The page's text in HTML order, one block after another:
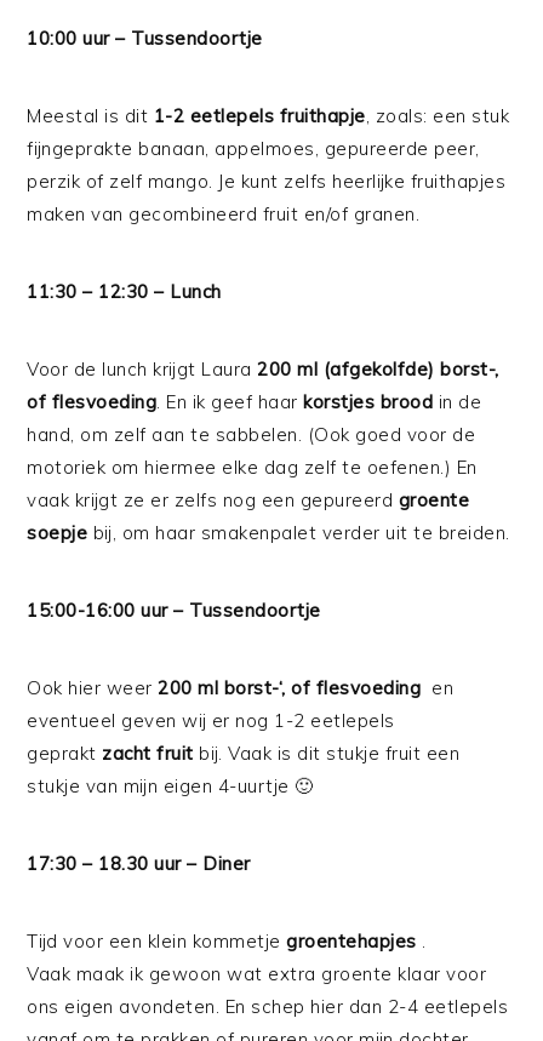
10:00 uur – Tussendoortje
Meestal is dit 1-2 eetlepels fruithapje , zoals: een stuk
fijngeprakte banaan, appelmoes, gepureerde peer,
perzik of zelf mango. Je kunt zelfs heerlijke fruithapjes
maken van gecombineerd fruit en/of granen.
11:30 – 12:30 – Lunch
Voor de lunch krijgt Laura200 ml (afgekolfde) borst-,
of flesvoeding . En ik geef haarkorstjes brood in de
hand, om zelf aan te sabbelen. (Ook goed voor de
motoriek om hiermee elke dag zelf te oefenen.) En
vaak krijgt ze er zelfs nog een gepureerd groente
soepje bij, om haar smakenpalet verder uit te breiden.
15:00-16:00 uur – Tussendoortje
Ook hier weer200 ml borst-‘, of flesvoeding en
eventueel geven wij er nog 1-2 eetlepels
geprakt zacht fruit bij. Vaak is dit stukje fruit een
stukje van mijn eigen 4-uurtje 🙂
17:30 – 18.30 uur – Diner
Tijd voor een klein kommetjegroentehapjes
Vaak maak ik gewoon wat extra groente klaar voor
ons eigen avondeten. En schep hier dan 2-4 eetlepels